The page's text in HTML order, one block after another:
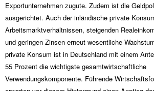
Exportunternehmen zugute. Zudem ist die
ausgerichtet. Auch der inländische private
Arbeitsmarktverhältnissen, steigenden
und geringen Zinsen erneut wesentliche
private Konsum ist in Deutschland mit einem
55 Prozent die wichtigste gesamtwirtschaftliche
Verwendungskomponente. Führende